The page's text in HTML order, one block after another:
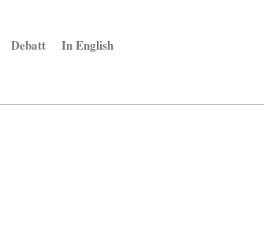
Debatt In English